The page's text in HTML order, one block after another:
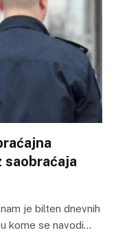
saobraćaja
je bilten dnevnih
kome se navodi…